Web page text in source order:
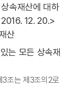
속재산에 대하
12. 20.>
산
는 모든 상속재
3조는 제3조의2로